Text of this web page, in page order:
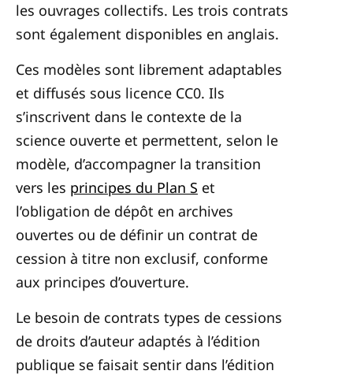
les ouvrages collectifs. Les trois contrats
sont également disponibles en anglais.
Ces modèles sont librement adaptables
et diffusés sous licence CC0. Ils
s’inscrivent dans le contexte de la
science ouverte et permettent, selon le
modèle, d’accompagner la transition
vers les principes du Plan S et
l’obligation de dépôt en archives
ouvertes ou de définir un contrat de
cession à titre non exclusif, conforme
aux principes d’ouverture.
Le besoin de contrats types de cessions
de droits d’auteur adaptés à l’édition
publique se faisait sentir dans l’édition